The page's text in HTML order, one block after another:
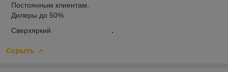
Постоянным клиентам,
Дилеры до 50%
Сверхяркий .
Скрыть